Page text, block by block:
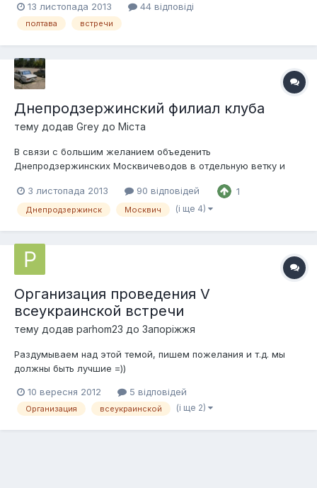
изменятса)
13 листопада 2013 44 відповіді
полтава встречи
Днепродзержинский филиал клуба
тему додав Grey до Міста
В связи с большим желанием объеденить
Днепродзержинских Москвичеводов в отдельную ветку и
членов, предлагаю всем кто из Днепродзержинска
присоединяться к нашему движению. А как показали
3 листопада 2013 90 відповідей 1
Днепродзержинск Москвич (і ще 4)
Организация проведения V
всеукраинской встречи
тему додав parhom23 до Запоріжжя
Раздумываем над этой темой, пишем пожелания и т.д. мы
должны быть лучшие =))
10 вересня 2012 5 відповідей
Организация всеукраинской (і ще 2)